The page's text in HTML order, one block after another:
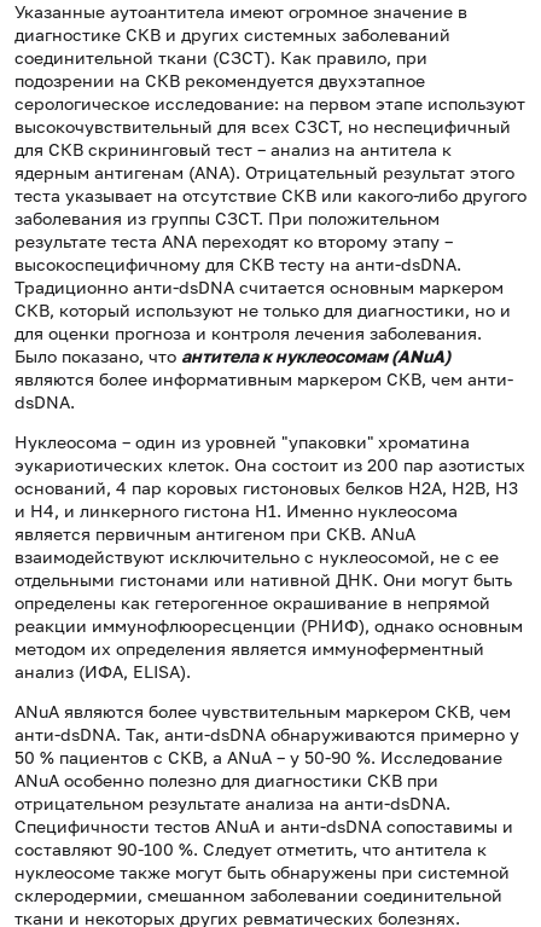
Указанные аутоантитела имеют огромное значение в
диагностике СКВ и других системных заболеваний
соединительной ткани (СЗСТ). Как правило, при
подозрении на СКВ рекомендуется двухэтапное
серологическое исследование: на первом этапе используют
высокочувствительный для всех СЗСТ, но неспецифичный
для СКВ скрининговый тест – анализ на антитела к
ядерным антигенам (ANA). Отрицательный результат этого
теста указывает на отсутствие СКВ или какого-либо другого
заболевания из группы СЗСТ. При положительном
результате теста ANA переходят ко второму этапу –
высокоспецифичному для СКВ тесту на анти-dsDNA.
Традиционно анти-dsDNA считается основным маркером
СКВ, который используют не только для диагностики, но и
для оценки прогноза и контроля лечения заболевания.
Было показано, что антитела к нуклеосомам (ANuA)
являются более информативным маркером СКВ, чем анти-
dsDNA.
Нуклеосома – один из уровней "упаковки" хроматина
эукариотических клеток. Она состоит из 200 пар азотистых
оснований, 4 пар коровых гистоновых белков H2A, H2B, H3
и H4, и линкерного гистона H1. Именно нуклеосома
является первичным антигеном при СКВ. ANuA
взаимодействуют исключительно с нуклеосомой, не с ее
отдельными гистонами или нативной ДНК. Они могут быть
определены как гетерогенное окрашивание в непрямой
реакции иммунофлюоресценции (РНИФ), однако основным
методом их определения является иммуноферментный
анализ (ИФА, ELISA).
ANuA являются более чувствительным маркером СКВ, чем
анти-dsDNA. Так, анти-dsDNA обнаруживаются примерно у
50 % пациентов с СКВ, а ANuA – у 50-90 %. Исследование
ANuA особенно полезно для диагностики СКВ при
отрицательном результате анализа на анти-dsDNA.
Специфичности тестов ANuA и анти-dsDNA сопоставимы и
составляют 90-100 %. Следует отметить, что антитела к
нуклеосоме также могут быть обнаружены при системной
склеродермии, смешанном заболевании соединительной
ткани и некоторых других ревматических болезнях.